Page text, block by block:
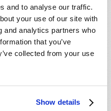
and to analyse our traffic.
your use of our site with
and analytics partners who
that you’ve
collected from your use
Show details